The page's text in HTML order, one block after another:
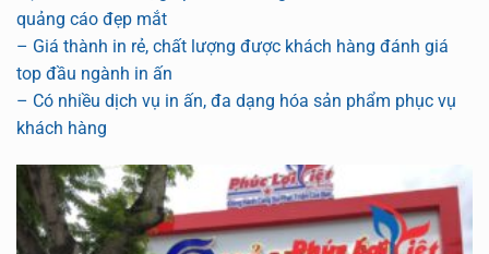
quảng cáo đẹp mắt
– Giá thành in rẻ, chất lượng được khách hàng đánh giá
top đầu ngành in ấn
– Có nhiều dịch vụ in ấn, đa dạng hóa sản phẩm phục vụ
khách hàng